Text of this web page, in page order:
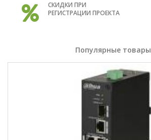
СКИДКИ ПРИ
РЕГИСТРАЦИИ ПРОЕКТА
Популярные товары